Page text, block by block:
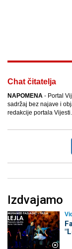
Chat čitatelja
NAPOMENA - Portal
sadržaj bez najave i
redakcije portala
Izdvajamo